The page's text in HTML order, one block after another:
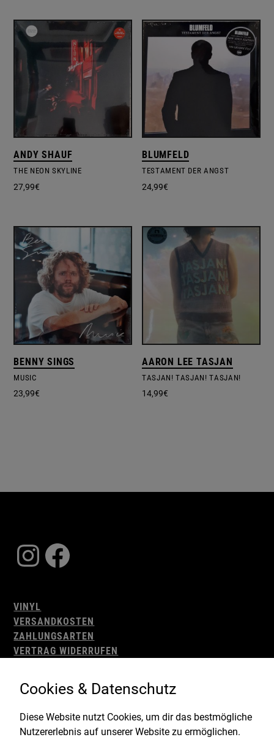
ANDY SHAUF
THE NEON SKYLINE
27,99€
BLUMFELD
TESTAMENT DER ANGST
24,99€
BENNY SINGS
MUSIC
23,99€
AARON LEE TASJAN
TASJAN! TASJAN! TASJAN!
14,99€
Instagram
Facebook
VINYL
VERSANDKOSTEN
ZAHLUNGSARTEN
VERTRAG WIDERRUFEN
WIDERRUFSBELEHRUNG
IMPRESSUM
Gefördert durch:
Cookies & Datenschutz
Diese Website nutzt Cookies, um dir das bestmögliche
Nutzererlebnis auf unserer Website zu ermöglichen.